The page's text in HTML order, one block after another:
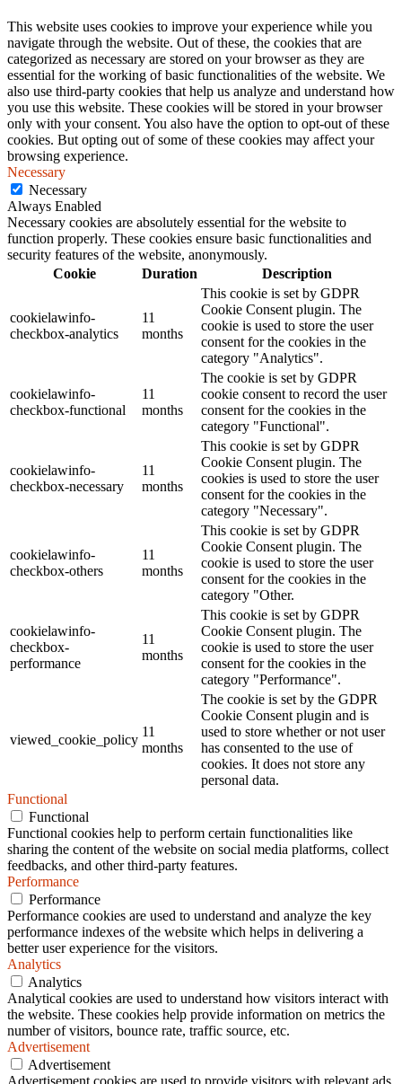
This website uses cookies to improve your experience while you
navigate through the website. Out of these, the cookies that are
categorized as necessary are stored on your browser as they are
essential for the working of basic functionalities of the website. We
also use third-party cookies that help us analyze and understand how
you use this website. These cookies will be stored in your browser
only with your consent. You also have the option to opt-out of these
cookies. But opting out of some of these cookies may affect your
browsing experience.
Necessary
Necessary
Always Enabled
Necessary cookies are absolutely essential for the website to
function properly. These cookies ensure basic functionalities and
security features of the website, anonymously.
Cookie
Duration Description
cookielawinfo-
checkbox-analytics
11
months
This cookie is set by GDPR
Cookie Consent plugin. The
cookie is used to store the user
consent for the cookies in the
category "Analytics".
cookielawinfo-
checkbox-functional
11
months
The cookie is set by GDPR
cookie consent to record the user
consent for the cookies in the
category "Functional".
cookielawinfo-
checkbox-necessary
11
months
This cookie is set by GDPR
Cookie Consent plugin. The
cookies is used to store the user
consent for the cookies in the
category "Necessary".
cookielawinfo-
checkbox-others
11
months
This cookie is set by GDPR
Cookie Consent plugin. The
cookie is used to store the user
consent for the cookies in the
category "Other.
cookielawinfo-
checkbox-
performance
11
months
This cookie is set by GDPR
Cookie Consent plugin. The
cookie is used to store the user
consent for the cookies in the
category "Performance".
viewed_cookie_policy
11
months
The cookie is set by the GDPR
Cookie Consent plugin and is
used to store whether or not user
has consented to the use of
cookies. It does not store any
personal data.
Functional
Functional
Functional cookies help to perform certain functionalities like
sharing the content of the website on social media platforms, collect
feedbacks, and other third-party features.
Performance
Performance
Performance cookies are used to understand and analyze the key
performance indexes of the website which helps in delivering a
better user experience for the visitors.
Analytics
Analytics
Analytical cookies are used to understand how visitors interact with
the website. These cookies help provide information on metrics the
number of visitors, bounce rate, traffic source, etc.
Advertisement
Advertisement
Advertisement cookies are used to provide visitors with relevant ads